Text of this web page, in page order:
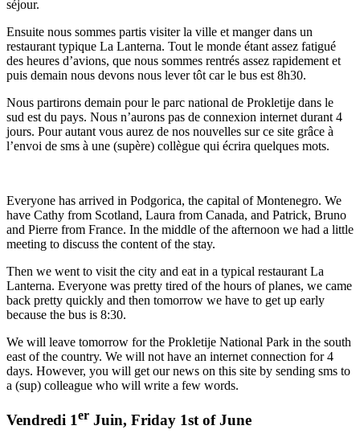
séjour.
Ensuite nous sommes partis visiter la ville et manger dans un
restaurant typique La Lanterna. Tout le monde étant assez fatigué
des heures d’avions, que nous sommes rentrés assez rapidement et
puis demain nous devons nous lever tôt car le bus est 8h30.
Nous partirons demain pour le parc national de Prokletije dans le
sud est du pays. Nous n’aurons pas de connexion internet durant 4
jours. Pour autant vous aurez de nos nouvelles sur ce site grâce à
l’envoi de sms à une (supère) collègue qui écrira quelques mots.
Everyone has arrived in Podgorica, the capital of Montenegro. We
have Cathy from Scotland, Laura from Canada, and Patrick, Bruno
and Pierre from France. In the middle of the afternoon we had a little
meeting to discuss the content of the stay.
Then we went to visit the city and eat in a typical restaurant La
Lanterna. Everyone was pretty tired of the hours of planes, we came
back pretty quickly and then tomorrow we have to get up early
because the bus is 8:30.
We will leave tomorrow for the Prokletije National Park in the south
east of the country. We will not have an internet connection for 4
days. However, you will get our news on this site by sending sms to
a (sup) colleague who will write a few words.
Vendredi 1er Juin, Friday 1st of June